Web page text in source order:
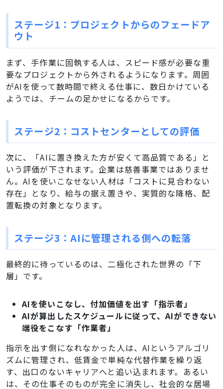
ステージ1：プロジェクトからのフェードア
ウト
まず、手作業に固執する人は、スピード感が必要な重
要なプロジェクトから外されるようになります。周囲
がAIを使って数時間で終える仕事に、数日かけている
ようでは、チームの足かせになるからです。
ステージ2：コストセンターとしての評価
次に、「AIに置き換えた方が安くて高品質である」と
いう評価が下されます。企業は慈善事業ではありませ
ん。AIを使いこなせない人材は「コストに見合わない
存在」となり、給与の据え置きや、実質的な降格、配
置転換の対象となります。
ステージ3：AIに管理される側への転落
最終的に待っているのは、二極化された世界の「下
層」です。
AIを使いこなし、付加価値を出す「指示者」
AIが算出したスケジュールに従って、AIができない
端役をこなす「作業者」
指示を出す側になれなかった人は、AIというアルゴリ
ズムに管理され、低賃金で単純な代替作業を繰り返
す、出口のないキャリアへと追い込まれます。あるい
は、その仕事そのものが完全に消失し、社会的な居場